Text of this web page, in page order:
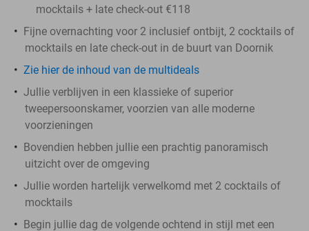
mocktails + late check-out €118
Fijne overnachting voor 2 inclusief ontbijt, 2 cocktails of
mocktails en late check-out in de buurt van Doornik
Zie hier de inhoud van de multideals
Jullie verblijven in een klassieke of superior
tweepersoonskamer, voorzien van alle moderne
voorzieningen
Bovendien hebben jullie een prachtig panoramisch
uitzicht over de omgeving
Jullie worden hartelijk verwelkomd met 2 cocktails of
mocktails
Begin jullie dag de volgende ochtend in stijl met een